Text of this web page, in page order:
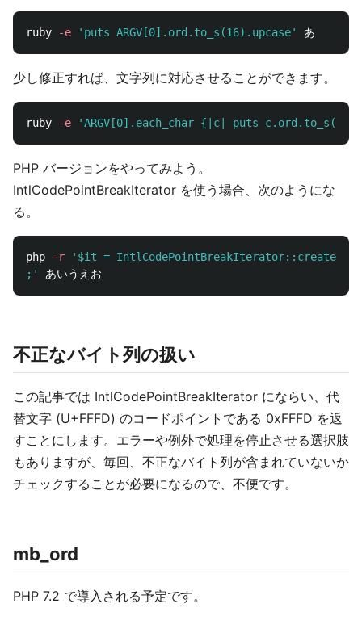
ruby -e 'puts ARGV[0].ord.to_s(16).upcase'
少し修正すれば、文字列に対応させることができます。
ruby -e 'ARGV[0].each_char {|c| puts
PHP バージョンをやってみよう。
IntlCodePointBreakIterator を使う場合、次のようにな
る。
php -r
'$it =
;'
不正なバイト列の扱い
この記事では IntlCodePointBreakIterator にならい、代
替文字 (U+FFFD) のコードポイントである 0xFFFD を返
すことにします。エラーや例外で処理を停止させる選択肢
もありますが、毎回、不正なバイト列が含まれていないか
チェックすることが必要になるので、不便です。
mb_ord
PHP 7.2 で導入される予定です。